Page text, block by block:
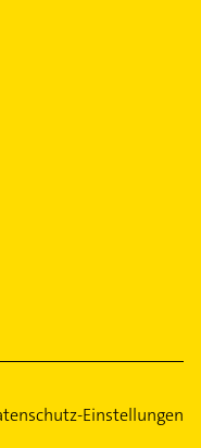
Einstellungen